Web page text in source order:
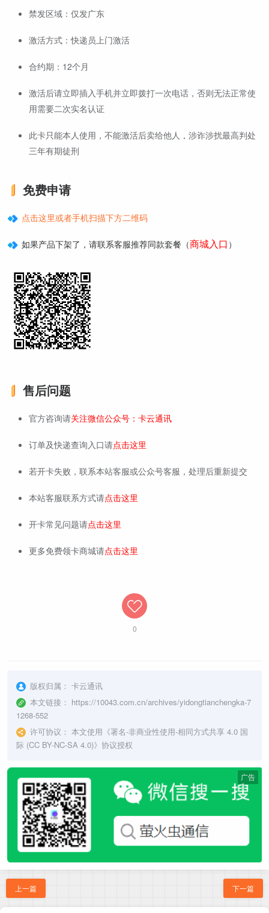
禁发区域：仅发广东
激活方式：快递员上门激活
合约期：12个月
激活后请立即插入手机并立即拨打一次电话，否则无法正常使
用需要二次实名认证
此卡只能本人使用，不能激活后卖给他人，涉诈涉扰最高判处
三年有期徒刑
免费申请
点击这里或者手机扫描下方二维码
如果产品下架了，请联系客服推荐同款套餐（商城入口 ）
售后问题
官方咨询请关注微信公众号：卡云通讯
订单及快递查询入口请点击这里
若开卡失败，联系本站客服或公众号客服，处理后重新提交
本站客服联系方式请点击这里
开卡常见问题请点击这里
更多免费领卡商城请点击这里
0
版权归属： 卡云通讯
本文链接： https://10043.com.cn/archives/yidongtianchengka-7
1268-552
许可协议： 本文使用《署名-非商业性使用-相同方式共享 4.0 国
际 (CC BY-NC-SA 4.0)》协议授权
广告
上一篇 下一篇